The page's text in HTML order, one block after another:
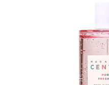
Или войдите через